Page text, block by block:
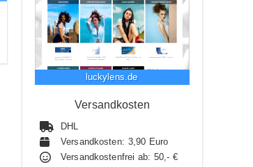
luckylens.de
Versandkosten
DHL
Versandkosten: 3,90 Euro
Versandkostenfrei ab: 50,- €